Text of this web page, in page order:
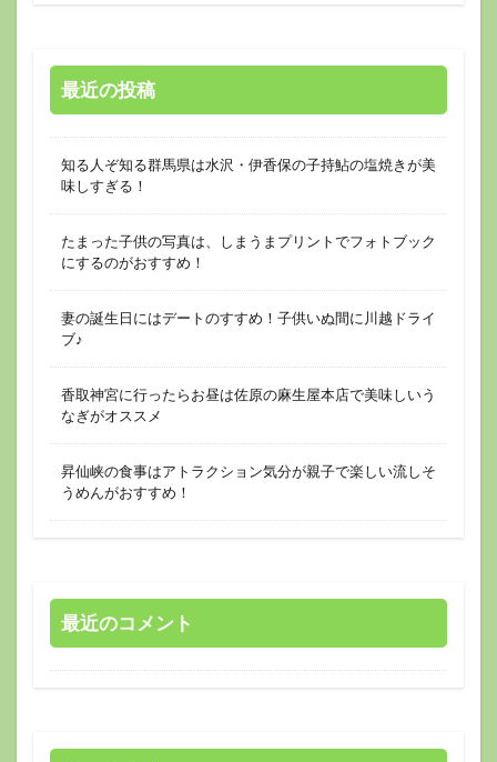
最近の投稿
知る人ぞ知る群馬県は水沢・伊香保の子持鮎の塩焼きが美
味しすぎる！
たまった子供の写真は、しまうまプリントでフォトブック
にするのがおすすめ！
妻の誕生日にはデートのすすめ！子供いぬ間に川越ドライ
ブ♪
香取神宮に行ったらお昼は佐原の麻生屋本店で美味しいう
なぎがオススメ
昇仙峡の食事はアトラクション気分が親子で楽しい流しそ
うめんがおすすめ！
最近のコメント